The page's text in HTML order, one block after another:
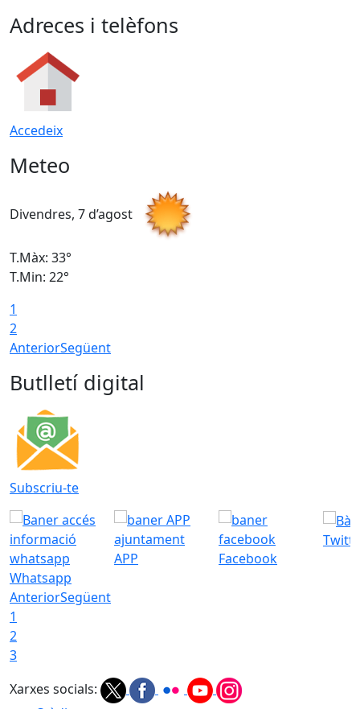
Adreces i telèfons
Accedeix
Meteo
Divendres, 7 d’agost
T.Màx: 33°
T.Min: 22°
1
2
AnteriorSegüent
Butlletí digital
Subscriu-te
Whatsapp
APP Facebook
AnteriorSegüent
1
2
3
Xarxes socials: